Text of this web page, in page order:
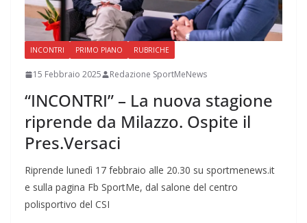
INCONTRI PRIMO PIANO RUBRICHE
15 Febbraio 2025 Redazione SportMeNews
“INCONTRI” – La nuova stagione
riprende da Milazzo. Ospite il
Pres.Versaci
Riprende lunedì 17 febbraio alle 20.30 su sportmenews.it
e sulla pagina Fb SportMe, dal salone del centro
polisportivo del CSI